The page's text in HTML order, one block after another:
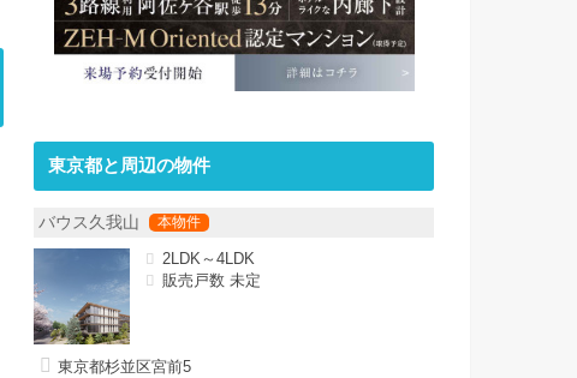
東京都と周辺の物件
バウス久我山
2LDK～4LDK
販売戸数 未定
東京都杉並区宮前5